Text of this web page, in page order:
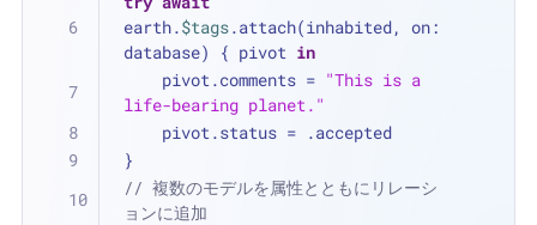
earth.$tags.attach(inhabited, on:
database) { pivot in
    pivot.comments
= "This is a
life-bearing planet."
    pivot.status
= .accepted
}
// 複数のモデルを属性とともにリレーシ
ョンに追加